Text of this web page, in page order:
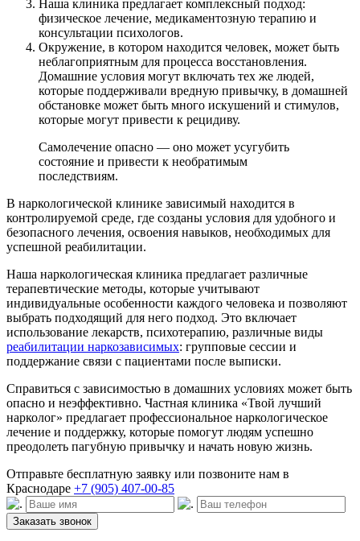
Наша клиника предлагает комплексный подход:
физическое лечение, медикаментозную терапию и
консультации психологов.
Окружение, в котором находится человек, может быть
неблагоприятным для процесса восстановления.
Домашние условия могут включать тех же людей,
которые поддерживали вредную привычку, в домашней
обстановке может быть много искушений и стимулов,
которые могут привести к рецидиву.
Самолечение опасно — оно может усугубить
состояние и привести к необратимым
последствиям.
В наркологической клинике зависимый находится в
контролируемой среде, где созданы условия для удобного и
безопасного лечения, освоения навыков, необходимых для
успешной реабилитации.
Наша наркологическая клиника предлагает различные
терапевтические методы, которые учитывают
индивидуальные особенности каждого человека и позволяют
выбрать подходящий для него подход. Это включает
использование лекарств, психотерапию, различные виды
реабилитации наркозависимых: групповые сессии и
поддержание связи с пациентами после выписки.
Справиться с зависимостью в домашних условиях может быть
опасно и неэффективно. Частная клиника «Твой лучший
нарколог» предлагает профессиональное наркологическое
лечение и поддержку, которые помогут людям успешно
преодолеть пагубную привычку и начать новую жизнь.
Отправьте бесплатную заявку или позвоните нам в
Краснодаре +7 (905) 407-00-85
Заказать звонок